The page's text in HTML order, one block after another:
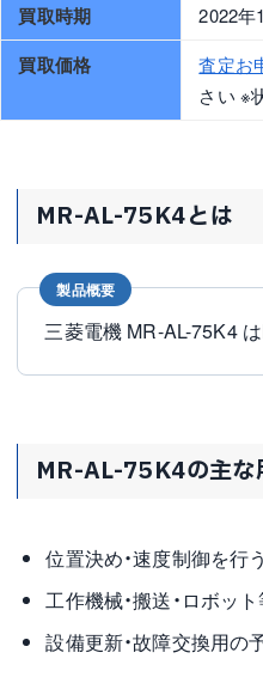
買取時期 2022年
買取価格 査定お
さい ※
MR-AL-75K4とは
製品概要
三菱電機 MR-AL-75K4 は
MR-AL-75K4の主な
位置決め・速度制御を行
工作機械・搬送・ロボッ
設備更新・故障交換用の